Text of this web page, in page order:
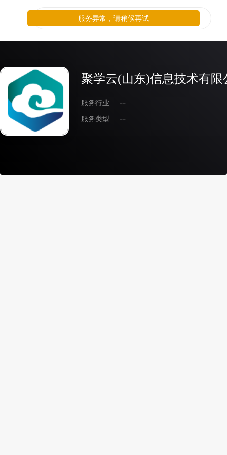
聚学云(山东)信息技术有限
服务行业
--
服务类型
--
服务异常，请稍候再试